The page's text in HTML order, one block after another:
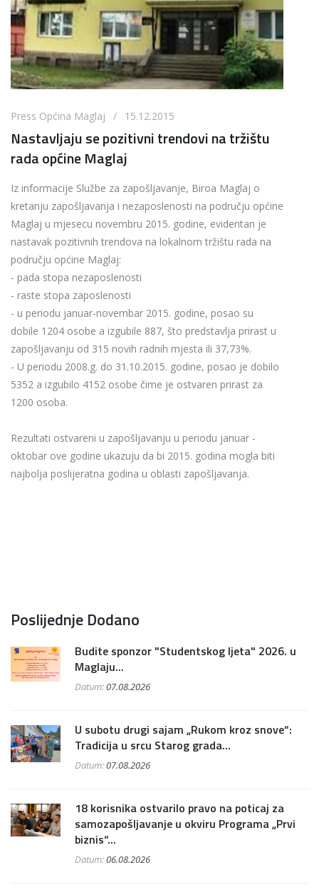
Press Općina Maglaj / 15.12.2015
Nastavljaju se pozitivni trendovi na tržištu
rada općine Maglaj
Iz informacije Službe za zapošljavanje, Biroa Maglaj o
kretanju zapošljavanja i nezaposlenosti na području općine
Maglaj u mjesecu novembru 2015. godine, evidentan je
nastavak pozitivnih trendova na lokalnom tržištu rada na
području općine Maglaj:
- pada stopa nezaposlenosti
- raste stopa zaposlenosti
- u periodu januar-novembar 2015. godine, posao su
dobile 1204 osobe a izgubile 887, što predstavlja prirast u
zapošljavanju od 315 novih radnih mjesta ili 37,73%.
- U periodu 2008.g. do 31.10.2015. godine, posao je dobilo
5352 a izgubilo 4152 osobe čime je ostvaren prirast za
1200 osoba.
Rezultati ostvareni u zapošljavanju u periodu januar -
oktobar ove godine ukazuju da bi 2015. godina mogla biti
najbolja poslijeratna godina u oblasti zapošljavanja.
Poslijednje Dodano
Budite sponzor "Studentskog ljeta" 2026. u
Maglaju...
Datum:07.08.2026
U subotu drugi sajam „Rukom kroz snove“:
Tradicija u srcu Starog grada...
Datum:07.08.2026
18 korisnika ostvarilo pravo na poticaj za
samozapošljavanje u okviru Programa „Prvi
biznis“...
Datum:06.08.2026